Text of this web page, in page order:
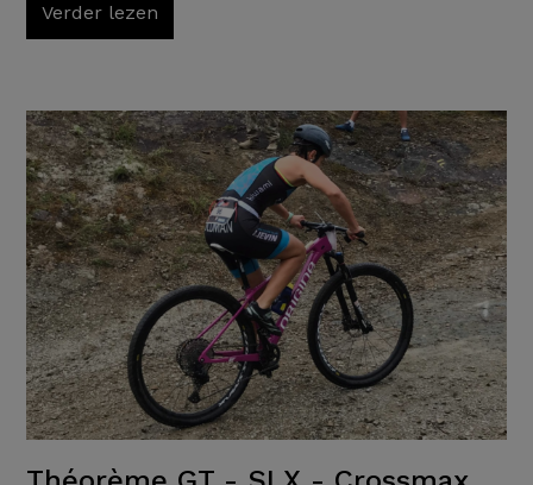
Verder lezen